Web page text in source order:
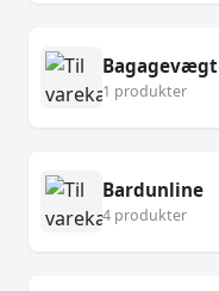
Bagagevægt
1 produkter
Bardunline
4 produkter